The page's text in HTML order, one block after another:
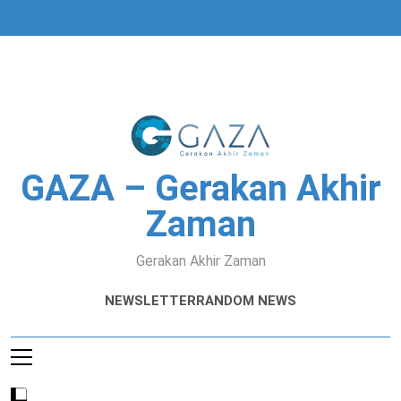
GAZA – Gerakan Akhir
Zaman
Gerakan Akhir Zaman
NEWSLETTERRANDOM NEWS